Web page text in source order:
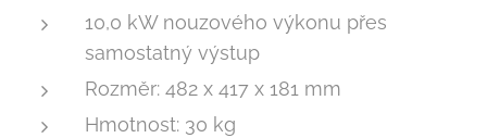
10,0 kW nouzového výkonu přes
samostatný výstup
Rozměr: 482 x 417 x 181 mm
Hmotnost: 30 kg